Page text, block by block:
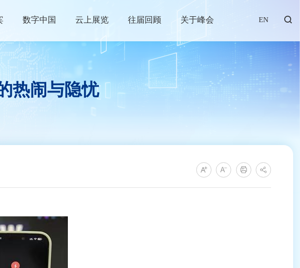
EN
数字中国
高端访谈
数字青年说
数字企业+
政策解读
行业资讯
云上展览 往届回顾 关于峰会
热闹与隐忧